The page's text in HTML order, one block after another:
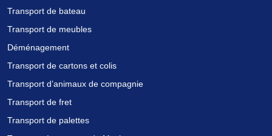
Transport de bateau
Transport de meubles
Déménagement
Transport de cartons et colis
Transport d’animaux de compagnie
Transport de fret
Transport de palettes